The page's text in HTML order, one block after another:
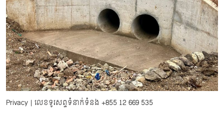
Privacy | លេខទូរសព្ទទំនាក់ទំនង +855 12 669 535